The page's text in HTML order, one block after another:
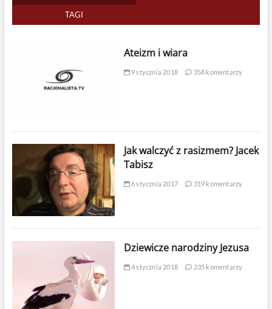
TAGI
Ateizm i wiara
9 stycznia 2018 358 komentarzy
Jak walczyć z rasizmem? Jacek
Tabisz
6 stycznia 2017 319 komentarzy
Dziewicze narodziny Jezusa
4 stycznia 2018 235 komentarzy